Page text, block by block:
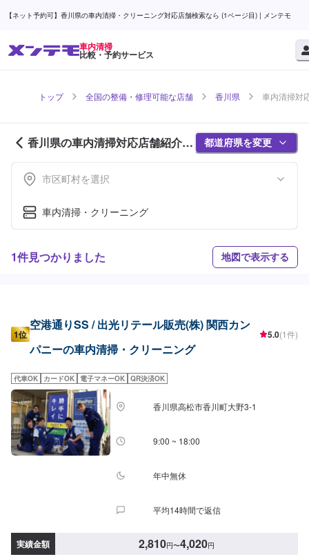
【ネット予約可】香川県の車内清掃・クリーニング対応店舗検索なら (1ページ目) | メンテモ
車内清掃
比較・予約サービス
トップ 全国の整備・修理可能な店舗 香川県 車内清掃対
香川県の車内清掃対応店舗紹介 (1
ページ目)
都道府県を変更
市区町村を選択
車内清掃・クリーニング
1件見つかりました 地図で表示する
1位
空港通りSS / 出光リテール販売(株) 関西カン
パニーの車内清掃・クリーニング
5.0(1件)
代車OK カードOK 電子マネーOK QR決済OK
香川県高松市香川町大野3-1
9:00 ~ 18:00
年中無休
平均14時間で返信
実績金額 2,810円〜4,020円